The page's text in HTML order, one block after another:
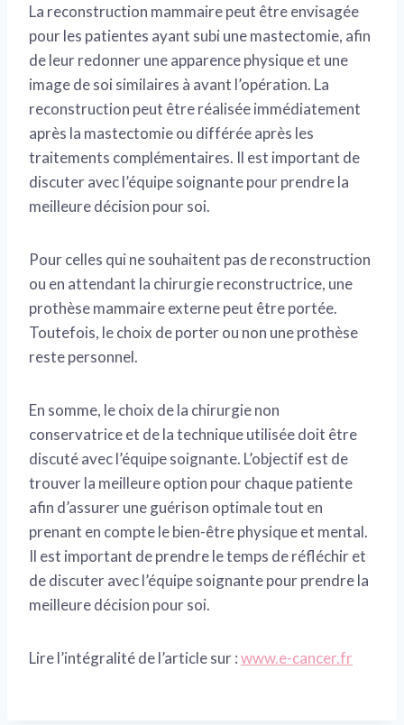
La reconstruction mammaire peut être envisagée
pour les patientes ayant subi une mastectomie, afin
de leur redonner une apparence physique et une
image de soi similaires à avant l’opération. La
reconstruction peut être réalisée immédiatement
après la mastectomie ou différée après les
traitements complémentaires. Il est important de
discuter avec l’équipe soignante pour prendre la
meilleure décision pour soi.
Pour celles qui ne souhaitent pas de reconstruction
ou en attendant la chirurgie reconstructrice, une
prothèse mammaire externe peut être portée.
Toutefois, le choix de porter ou non une prothèse
reste personnel.
En somme, le choix de la chirurgie non
conservatrice et de la technique utilisée doit être
discuté avec l’équipe soignante. L’objectif est de
trouver la meilleure option pour chaque patiente
afin d’assurer une guérison optimale tout en
prenant en compte le bien-être physique et mental.
Il est important de prendre le temps de réfléchir et
de discuter avec l’équipe soignante pour prendre la
meilleure décision pour soi.
Lire l’intégralité de l’article sur :www.e-cancer.fr